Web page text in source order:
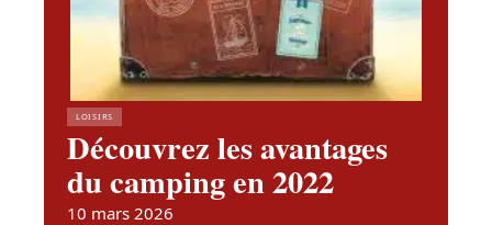
LOISIRS
Découvrez les avantages
du camping en 2022
10 mars 2026